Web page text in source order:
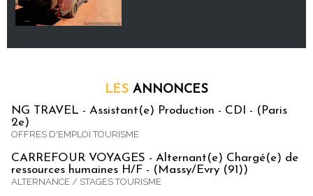
LES ANNONCES
NG TRAVEL - Assistant(e) Production - CDI - (Paris
2e)
OFFRES D'EMPLOI TOURISME
CARREFOUR VOYAGES - Alternant(e) Chargé(e) de
ressources humaines H/F - (Massy/Evry (91))
ALTERNANCE / STAGES TOURISME